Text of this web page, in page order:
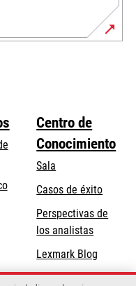
opens
Centro de
Conocimiento
Sala
Casos de éxito
Perspectivas de
los analistas
Lexmark Blog